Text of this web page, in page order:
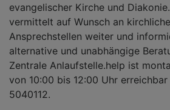
evangelischer Kirche und
vermittelt auf Wunsch an
Ansprechstellen weiter und
alternative und unabhängige
Zentrale Anlaufstelle.help ist
von 10:00 bis 12:00 Uhr
5040112.